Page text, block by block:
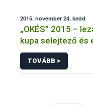
2015. november 24, kedd
„OKÉS” 2015 –
kupa selejtező és
TOVÁBB >